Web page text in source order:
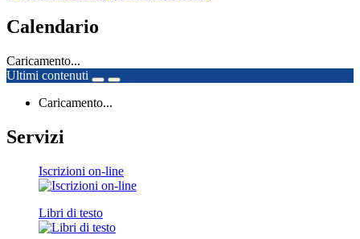
Calendario
Caricamento...
Ultimi contenuti
Caricamento...
Servizi
Iscrizioni on-line
Libri di testo